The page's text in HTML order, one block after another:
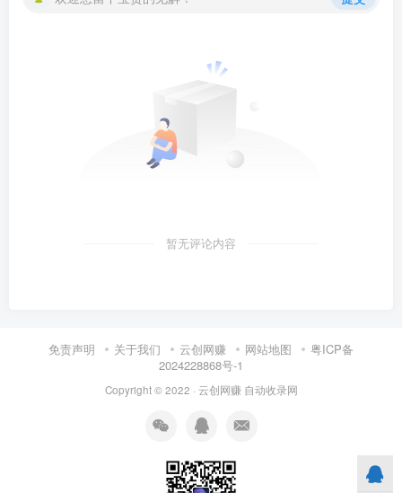
暂无评论内容
免责声明 关于我们 云创网赚 网站地图
粤ICP备
2024228868号-1
Copyright © 2022 · 云创网赚 自动收录网